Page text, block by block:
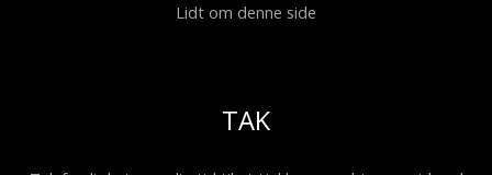
Lidt om denne side
TAK